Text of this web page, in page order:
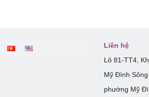
Liên hệ
Lô 81-TT4,
Mỹ Đình
phường Mỹ